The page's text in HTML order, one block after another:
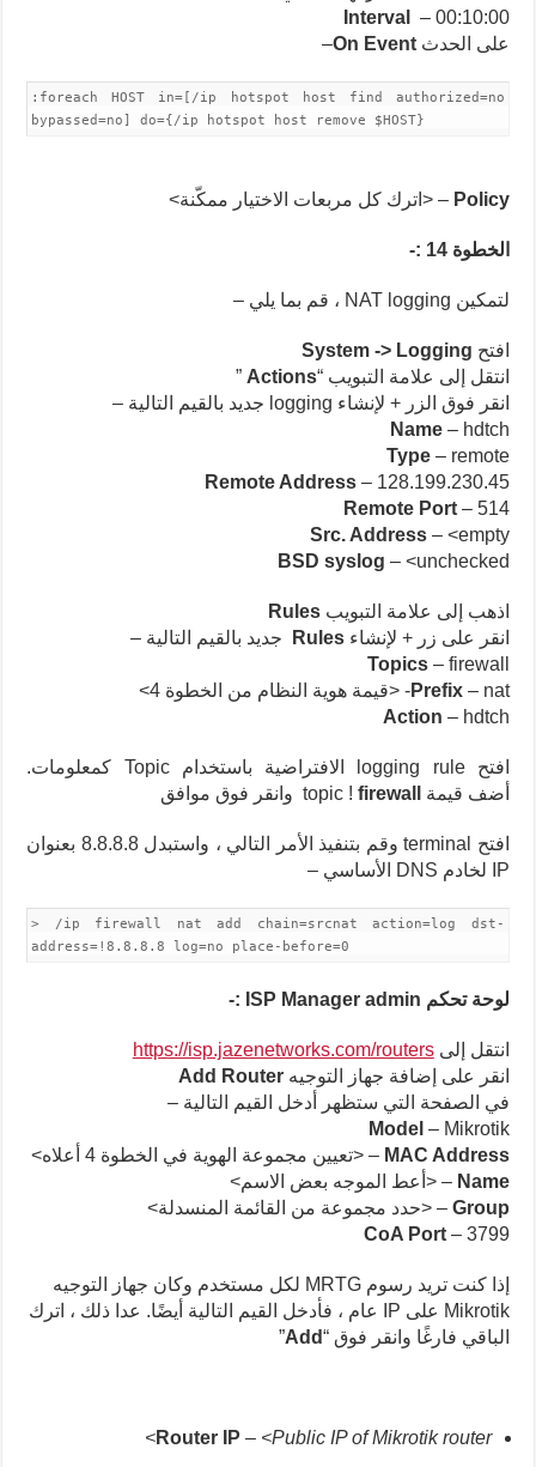
Interval
– 00:10:00
على الحدث On Event
–
:foreach HOST in=[/ip hotspot host find authorized=no
bypassed=no] do={/ip hotspot host remove $HOST}
Policy – <اترك كل مربعات الاختيار ممكّنة>
الخطوة 14 :-
لتمكين NAT logging ، قم بما يلي –
افتح System -> Logging
انتقل إلى علامة التبويب “Actions
”
انقر فوق الزر + لإنشاء logging جديد بالقيم التالية –
Name– hdtch
Type– remote
Remote Address – 128.199.230.45
Remote Port – 514
Src. Address– <empty
BSD syslog – <unchecked
اذهب إلى علامة التبويب Rules
انقر على زر + لإنشاء Rules جديد بالقيم التالية –
Topics– firewall
Prefix– nat- <قيمة هوية النظام من الخطوة 4>
Action– hdtch
افتح logging rule الافتراضية باستخدام Topic كمعلومات.
أضف قيمة topic !
firewall وانقر فوق موافق
افتح terminal وقم بتنفيذ الأمر التالي ، واستبدل 8.8.8.8 بعنوان
IP لخادم DNS الأساسي –
> /ip firewall nat add chain=srcnat action=log dst-
address=!8.8.8.8 log=no place-before=0
لوحة تحكم ISP Manager admin :-
انتقل إلى https://isp.jazenetworks.com/routers
انقر على إضافة جهاز التوجيه Add Router
في الصفحة التي ستظهر أدخل القيم التالية –
Model– Mikrotik
MAC Address – <تعيين مجموعة الهوية في الخطوة 4 أعلاه>
Name – <أعط الموجه بعض الاسم>
Group – <حدد مجموعة من القائمة المنسدلة>
CoA Port– 3799
إذا كنت تريد رسوم MRTG لكل مستخدم وكان جهاز التوجيه
Mikrotik على IP عام ، فأدخل القيم التالية أيضًا. عدا ذلك ، اترك
الباقي فارغًا وانقر فوق “Add
”
Router IP–<Public IP of Mikrotik router>